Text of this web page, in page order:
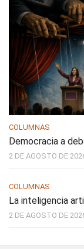
COLUMNAS
Democracia a
2 DE AGOSTO DE
COLUMNAS
La inteligencia
2 DE AGOSTO DE